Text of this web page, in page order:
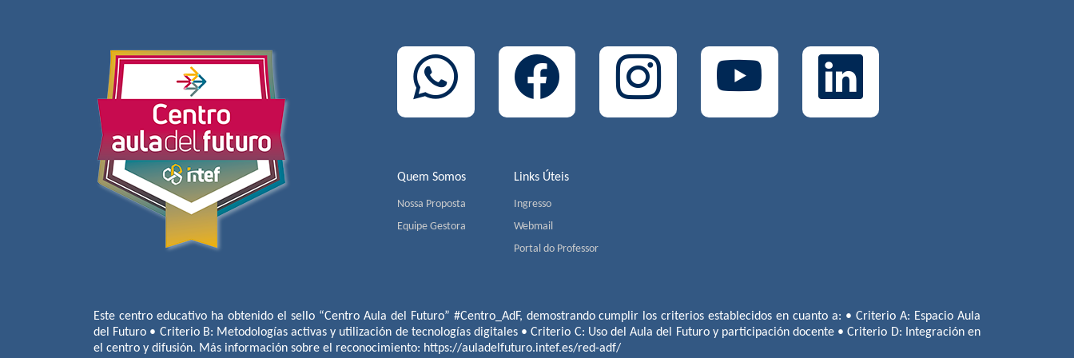
Quem Somos
Nossa Proposta
Equipe Gestora
Links Úteis
Ingresso
Webmail
Portal do Professor
Este centro educativo ha obtenido el sello “Centro Aula del Futuro” #Centro_AdF, demostrando cumplir los criterios establecidos en cuanto a: • Criterio A: Espacio Aula
del Futuro • Criterio B: Metodologías activas y utilización de tecnologías digitales • Criterio C: Uso del Aula del Futuro y participación docente • Criterio D: Integración en
el centro y difusión. Más información sobre el reconocimiento: https://auladelfuturo.intef.es/red-adf/